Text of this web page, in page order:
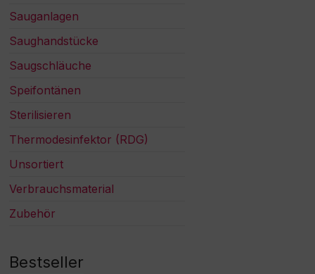
Sauganlagen
Saughandstücke
Saugschläuche
Speifontänen
Sterilisieren
Thermodesinfektor (RDG)
Unsortiert
Verbrauchsmaterial
Zubehör
Bestseller